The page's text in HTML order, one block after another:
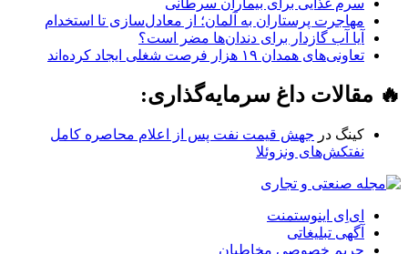
سرم غذایی برای بیماران سرطانی
مهاجرت پرستاران به آلمان؛ از معادل‌سازی تا استخدام
آیا آب گازدار برای دندان‌ها مضر است؟
تعاونی‌های همدان ۱۹ هزار فرصت شغلی ایجاد کرده‌اند
🔥 مقالات داغ سرمایه‌گذاری:
کینگ در جهش قیمت نفت پس از اعلام محاصره کامل
نفتکش‌های ونزوئلا
ای‌اِی اینوستمنت
آگهی تبلیغاتی
حریم خصوصی مخاطبان